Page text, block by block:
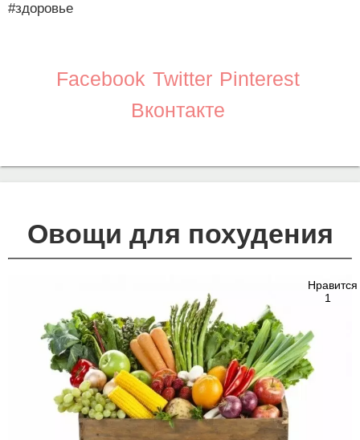
#здоровье
Facebook Twitter Pinterest
Вконтакте
Овощи для похудения
Нравится
1